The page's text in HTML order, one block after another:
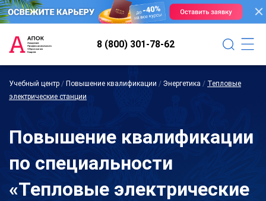
8 (800) 301-78-62
Учебный центр / Повышение квалификации / Энергетика / Тепловые
электрические станции
Повышение квалификации
по специальности
«Тепловые электрические